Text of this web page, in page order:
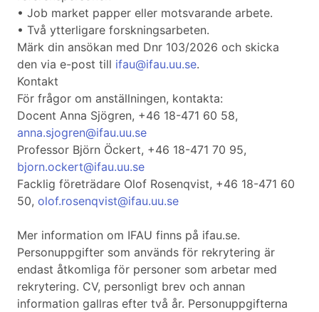
• Job market papper eller motsvarande arbete.
• Två ytterligare forskningsarbeten.
Märk din ansökan med Dnr 103/2026 och skicka
den via e-post till ifau@ifau.uu.se.
Kontakt
För frågor om anställningen, kontakta:
Docent Anna Sjögren, +46 18-471 60 58,
anna.sjogren@ifau.uu.se
Professor Björn Öckert, +46 18-471 70 95,
bjorn.ockert@ifau.uu.se
Facklig företrädare Olof Rosenqvist, +46 18-471 60
50, olof.rosenqvist@ifau.uu.se
Mer information om IFAU finns på ifau.se.
Personuppgifter som används för rekrytering är
endast åtkomliga för personer som arbetar med
rekrytering. CV, personligt brev och annan
information gallras efter två år. Personuppgifterna